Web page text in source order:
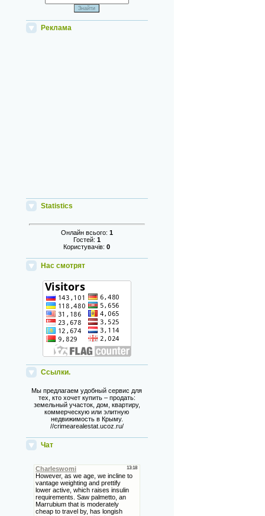
Реклама
Statistics
Онлайн всього: 1
Гостей: 1
Користувачів:0
Нас смотрят
Ссылки.
Мы предлагаем удобный сервис для
тех, кто хочет купить – продать:
земельный участок, дом, квартиру,
коммерческую или элитную
недвижимость в Крыму.
//crimearealestat.ucoz.ru/
Чат